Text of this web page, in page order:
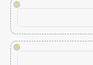
!
!